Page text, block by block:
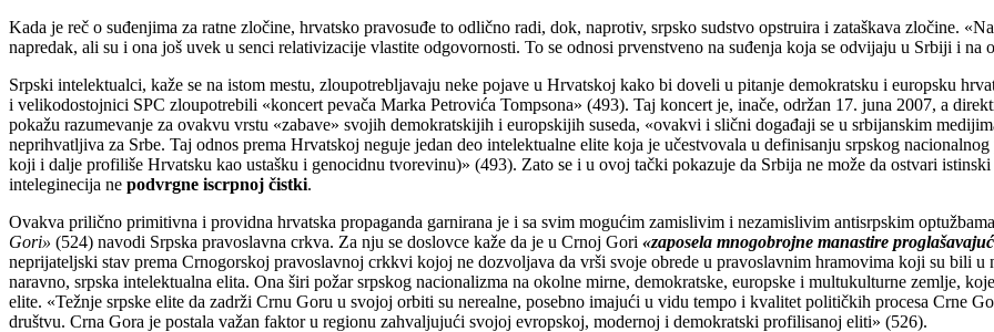
Kada je reč o suđenjima za ratne zločine, hrvatsko pravosuđe to odlično radi, dok, naprotiv, srpsko sudstvo opstruira i zataškava zločine.
napredak, ali su i ona još uvek u senci relativizacije vlastite odgovornosti. To se odnosi prvenstveno na suđenja koja se odvijaju u Srbiji i na
Srpski intelektualci, kaže se na istom mestu, zloupotrebljavaju neke pojave u Hrvatskoj kako bi doveli u pitanje demokratsku i europsku
i velikodostojnici SPC zloupotrebili «koncert pevača Marka Petrovića Tompsona» (493). Taj koncert je, inače, održan 17. juna 2007, a
pokažu razumevanje za ovakvu vrstu «zabave» svojih demokratskijih i europskijih suseda, «ovakvi i slični događaji se u srbijanskim
neprihvatljiva za Srbe. Taj odnos prema Hrvatskoj neguje jedan deo intelektualne elite koja je učestvovala u definisanju srpskog
koji i dalje profiliše Hrvatsku kao ustašku i genocidnu tvorevinu)» (493). Zato se i u ovoj tački pokazuje da Srbija ne može da ostvari
inteleginecija ne podvrgne iscrpnoj čistki.
Ovakva prilično primitivna i providna hrvatska propaganda garnirana je i sa svim mogućim zamislivim i nezamislivim antisrpskim
Gori» (524) navodi Srpska pravoslavna crkva. Za nju se doslovce kaže da je u Crnoj Gori «zaposela mnogobrojne manastire
neprijateljski stav prema Crnogorskoj pravoslavnoj crkkvi kojoj ne dozvoljava da vrši svoje obrede u pravoslavnim hramovima koji su bili
naravno, srpska intelektualna elita. Ona širi požar srpskog nacionalizma na okolne mirne, demokratske, europske i multukulturne zemlje,
elite. «Težnje srpske elite da zadrži Crnu Goru u svojoj orbiti su nerealne, posebno imajući u vidu tempo i kvalitet političkih procesa Crne
društvu. Crna Gora je postala važan faktor u regionu zahvaljujući svojoj evropskoj, modernoj i demokratski profilisanoj eliti» (526).